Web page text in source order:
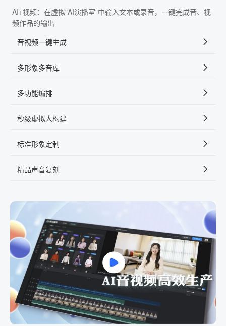
AI+视频：在虚拟"AI演播室"中输入文本或录音，一键完成音、视
频作品的输出
音视频一键生成
多形象多音库
多功能编排
秒级虚拟人构建
标准形象定制
精品声音复刻